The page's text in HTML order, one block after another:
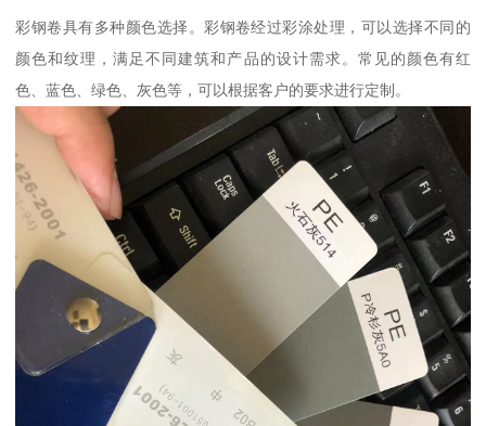
彩钢卷具有多种颜色选择。彩钢卷经过彩涂处理，可以选择不同的
颜色和纹理，满足不同建筑和产品的设计需求。常见的颜色有红
色、蓝色、绿色、灰色等，可以根据客户的要求进行定制。